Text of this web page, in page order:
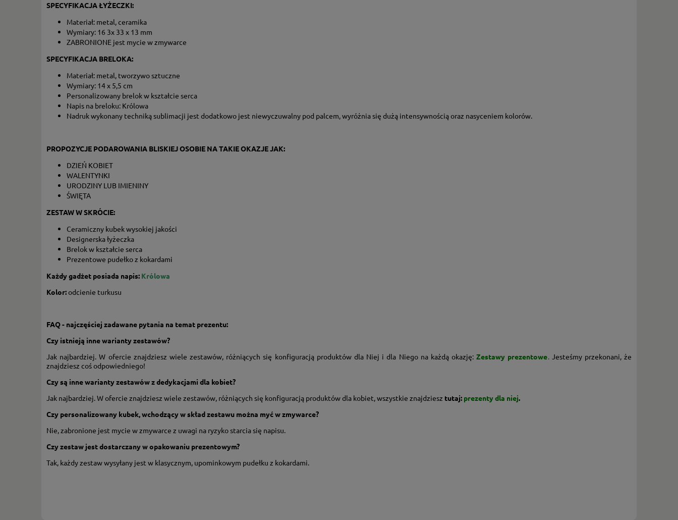
SPECYFIKACJA ŁYŻECZKI:
Materiał: metal, ceramika
Wymiary: 16 3x 33 x 13 mm
ZABRONIONE jest mycie w zmywarce
SPECYFIKACJA BRELOKA:
Materiał: metal, tworzywo sztuczne
Wymiary: 14 x 5,5 cm
Personalizowany brelok w kształcie serca
Napis na breloku: Królowa
Nadruk wykonany techniką sublimacji jest dodatkowo jest niewyczuwalny pod palcem, wyróżnia się dużą intensywnością oraz nasyceniem kolorów.
PROPOZYCJE PODAROWANIA BLISKIEJ OSOBIE NA TAKIE OKAZJE JAK:
DZIEŃ KOBIET
WALENTYNKI
URODZINY LUB IMIENINY
ŚWIĘTA
ZESTAW W SKRÓCIE:
Ceramiczny kubek wysokiej jakości
Designerska łyżeczka
Brelok w kształcie serca
Prezentowe pudełko z kokardami
Każdy gadżet posiada napis: Królowa
Kolor:odcienie turkusu
FAQ - najczęściej zadawane pytania na temat prezentu:
Czy istnieją inne warianty zestawów?
Jak najbardziej. W ofercie znajdziesz wiele zestawów, różniących się konfiguracją produktów dla Niej i dla Niego na każdą okazję:Zestawy prezentowe. Jesteśmy przekonani, że
znajdziesz coś odpowiedniego!
Czy są inne warianty zestawów z dedykacjami dla kobiet?
Jak najbardziej. W ofercie znajdziesz wiele zestawów, różniących się konfiguracją produktów dla kobiet, wszystkie znajdziesz tutaj: prezenty dla niej.
Czy personalizowany kubek, wchodzący w skład zestawu można myć w zmywarce?
Nie, zabronione jest mycie w zmywarce z uwagi na ryzyko starcia się napisu.
Czy zestaw jest dostarczany w opakowaniu prezentowym?
Tak, każdy zestaw wysyłany jest w klasycznym, upominkowym pudełku z kokardami.